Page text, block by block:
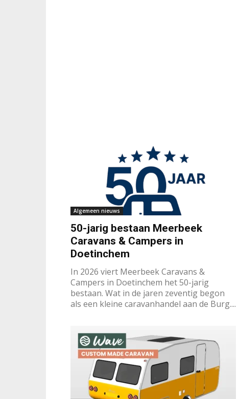
Algemeen nieuws
50-jarig bestaan Meerbeek
Caravans & Campers in
Doetinchem
In 2026 viert Meerbeek Caravans &
Campers in Doetinchem het 50-jarig
bestaan. Wat in de jaren zeventig begon
als een kleine caravanhandel aan de Burg....